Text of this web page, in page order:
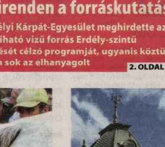
a
Kárpát-Egyesület meghirdette
iható vizű forrás Erdély-szintü
célzó programját, ugyanis
sok az elhanyagolt
r y . TTTTT